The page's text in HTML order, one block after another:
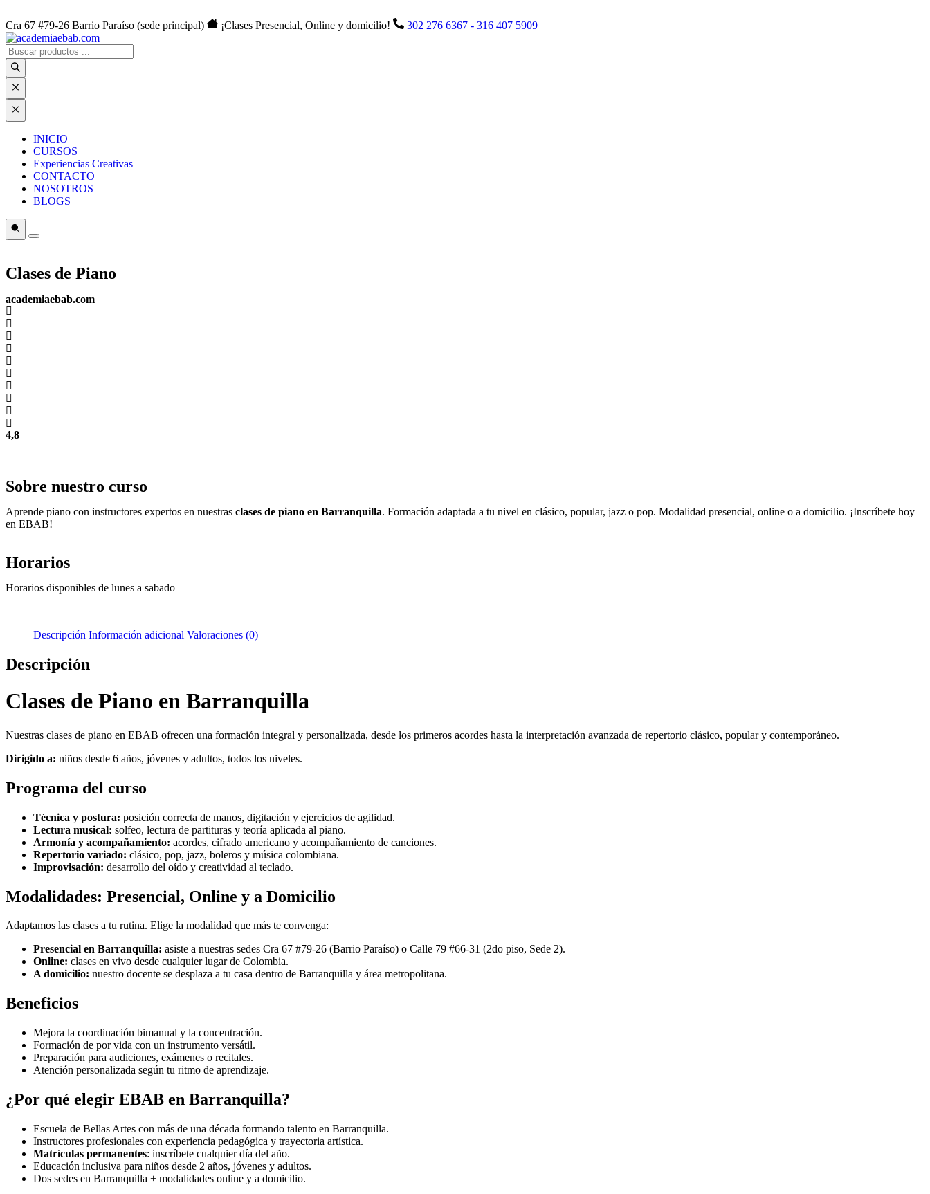
Cra 67 #79-26 Barrio Paraíso (sede principal) ¡Clases Presencial, Online y domicilio! 302 276 6367 - 316 407 5909
INICIO
CURSOS
Experiencias Creativas
CONTACTO
NOSOTROS
BLOGS
Clases de Piano
academiaebab.com
4,8
Sobre nuestro curso
Aprende piano con instructores expertos en nuestras clases de piano en Barranquilla. Formación adaptada a tu nivel en clásico, popular, jazz o pop. Modalidad presencial, online o a domicilio. ¡Inscríbete hoy
en EBAB!
Horarios
Horarios disponibles de lunes a sabado
Descripción Información adicional Valoraciones (0)
Descripción
Clases de Piano en Barranquilla
Nuestras clases de piano en EBAB ofrecen una formación integral y personalizada, desde los primeros acordes hasta la interpretación avanzada de repertorio clásico, popular y contemporáneo.
Dirigido a: niños desde 6 años, jóvenes y adultos, todos los niveles.
Programa del curso
Técnica y postura: posición correcta de manos, digitación y ejercicios de agilidad.
Lectura musical: solfeo, lectura de partituras y teoría aplicada al piano.
Armonía y acompañamiento: acordes, cifrado americano y acompañamiento de canciones.
Repertorio variado: clásico, pop, jazz, boleros y música colombiana.
Improvisación: desarrollo del oído y creatividad al teclado.
Modalidades: Presencial, Online y a Domicilio
Adaptamos las clases a tu rutina. Elige la modalidad que más te convenga:
Presencial en Barranquilla: asiste a nuestras sedes Cra 67 #79-26 (Barrio Paraíso) o Calle 79 #66-31 (2do piso, Sede 2).
Online: clases en vivo desde cualquier lugar de Colombia.
A domicilio: nuestro docente se desplaza a tu casa dentro de Barranquilla y área metropolitana.
Beneficios
Mejora la coordinación bimanual y la concentración.
Formación de por vida con un instrumento versátil.
Preparación para audiciones, exámenes o recitales.
Atención personalizada según tu ritmo de aprendizaje.
¿Por qué elegir EBAB en Barranquilla?
Escuela de Bellas Artes con más de una década formando talento en Barranquilla.
Instructores profesionales con experiencia pedagógica y trayectoria artística.
Matrículas permanentes: inscríbete cualquier día del año.
Educación inclusiva para niños desde 2 años, jóvenes y adultos.
Dos sedes en Barranquilla + modalidades online y a domicilio.